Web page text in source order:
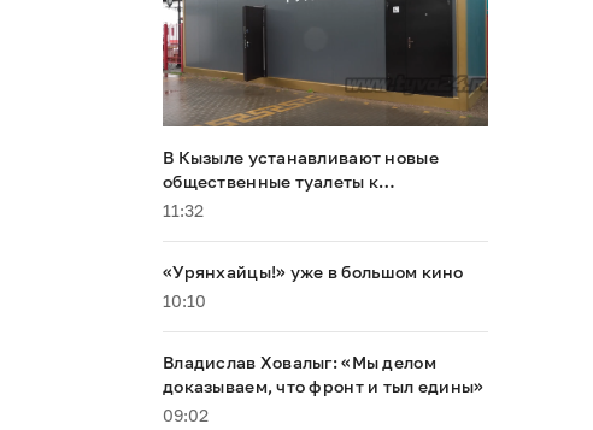
В Кызыле устанавливают новые
общественные туалеты к
буддийскому форуму
11:32
«Урянхайцы!» уже в большом кино
10:10
Владислав Ховалыг: «Мы делом
доказываем, что фронт и тыл едины»
09:02